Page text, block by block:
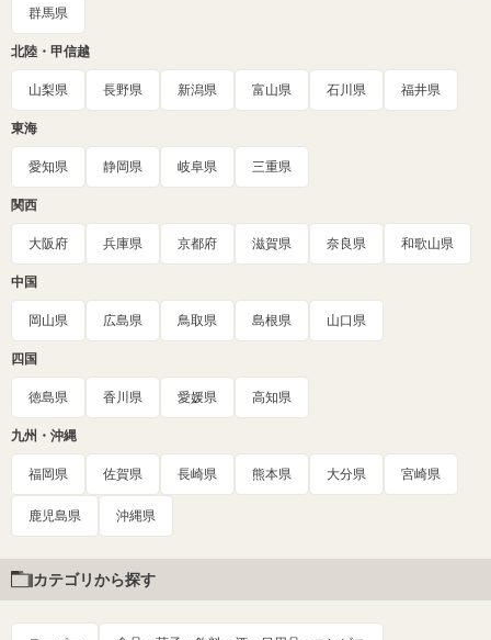
群馬県
北陸・甲信越
山梨県 長野県 新潟県 富山県 石川県 福井県
東海
愛知県 静岡県 岐阜県 三重県
関西
大阪府 兵庫県 京都府 滋賀県 奈良県 和歌山県
中国
岡山県 広島県 鳥取県 島根県 山口県
四国
徳島県 香川県 愛媛県 高知県
九州・沖縄
福岡県 佐賀県 長崎県 熊本県 大分県 宮崎県
鹿児島県 沖縄県
カテゴリから探す